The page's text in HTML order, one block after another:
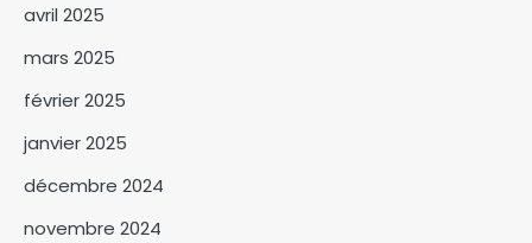
avril 2025
mars 2025
février 2025
janvier 2025
décembre 2024
novembre 2024
5